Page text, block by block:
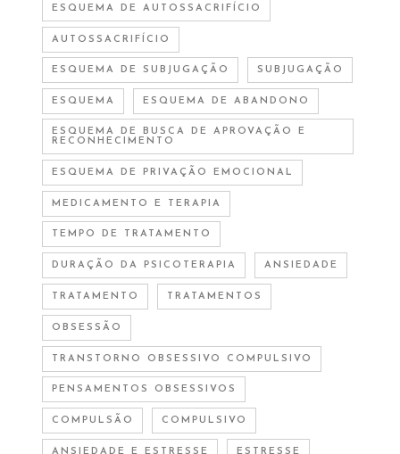
ESQUEMA DE AUTOSSACRIFÍCIO
AUTOSSACRIFÍCIO
ESQUEMA DE SUBJUGAÇÃO SUBJUGAÇÃO
ESQUEMA ESQUEMA DE ABANDONO
ESQUEMA DE BUSCA DE APROVAÇÃO E
RECONHECIMENTO
ESQUEMA DE PRIVAÇÃO EMOCIONAL
MEDICAMENTO E TERAPIA
TEMPO DE TRATAMENTO
DURAÇÃO DA PSICOTERAPIA ANSIEDADE
TRATAMENTO TRATAMENTOS
OBSESSÃO
TRANSTORNO OBSESSIVO COMPULSIVO
PENSAMENTOS OBSESSIVOS
COMPULSÃO COMPULSIVO
ANSIEDADE E ESTRESSE ESTRESSE